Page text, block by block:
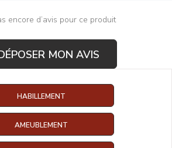
encore d’avis pour ce produit
MON AVIS
HABILLEMENT
AMEUBLEMENT